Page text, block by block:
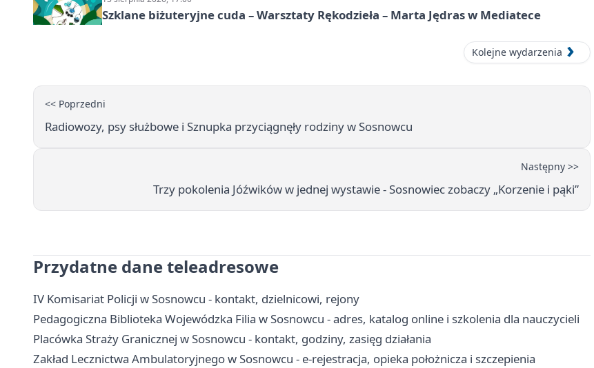
Szklane biżuteryjne cuda – Warsztaty Rękodzieła – Marta Jędras w Mediatece
Kolejne wydarzenia
<< Poprzedni
Radiowozy, psy służbowe i Sznupka przyciągnęły rodziny w Sosnowcu
Następny >>
Trzy pokolenia Jóźwików w jednej wystawie - Sosnowiec zobaczy „Korzenie i pąki”
Przydatne dane teleadresowe
IV Komisariat Policji w Sosnowcu - kontakt, dzielnicowi, rejony
Pedagogiczna Biblioteka Wojewódzka Filia w Sosnowcu - adres, katalog online i szkolenia dla nauczycieli
Placówka Straży Granicznej w Sosnowcu - kontakt, godziny, zasięg działania
Zakład Lecznictwa Ambulatoryjnego w Sosnowcu - e-rejestracja, opieka położnicza i szczepienia